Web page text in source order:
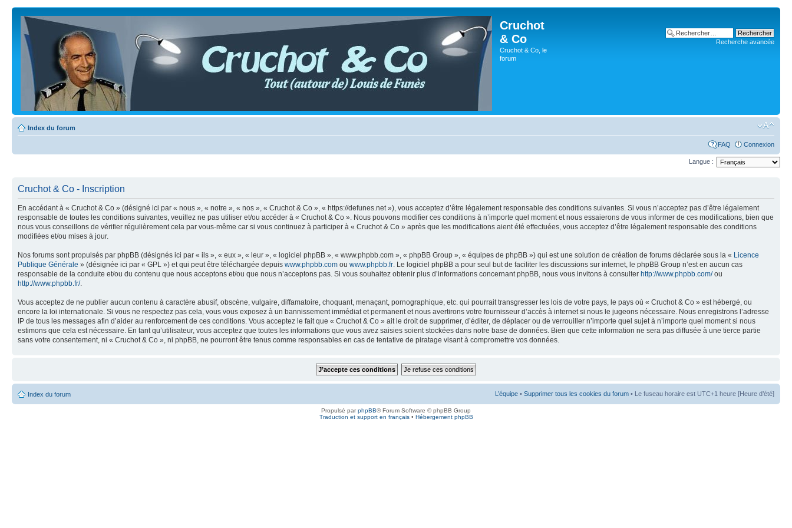
Cruchot
& Co
Cruchot & Co, le
forum
Recherche avancée
Index du forum
FAQ Connexion
Langue :
Cruchot & Co - Inscription
En accédant à « Cruchot & Co » (désigné ici par « nous », « notre », « nos », « Cruchot & Co », « https://defunes.net »), vous acceptez d’être légalement responsable des conditions suivantes. Si vous n’acceptez pas d’être légalement
responsable de toutes les conditions suivantes, veuillez ne pas utiliser et/ou accéder à « Cruchot & Co ». Nous pouvons modifier ces conditions à n’importe quel moment et nous essaierons de vous informer de ces modifications, bien que
nous vous conseillons de vérifier régulièrement cela par vous-même car si vous continuez à participer à « Cruchot & Co » après que les modifications aient été effectuées, vous acceptez d’être légalement responsable des conditions
modifiées et/ou mises à jour.
Nos forums sont propulsés par phpBB (désignés ici par « ils », « eux », « leur », « logiciel phpBB », « www.phpbb.com », « phpBB Group », « équipes de phpBB ») qui est une solution de création de forums déclarée sous la « Licence
Publique Générale » (désignée ici par « GPL ») et qui peut être téléchargée depuis www.phpbb.com ou www.phpbb.fr . Le logiciel phpBB a pour seul but de faciliter les discussions sur internet, le phpBB Group n’est en aucun cas
responsable de la conduite et/ou du contenu que nous acceptons et/ou que nous n’acceptons pas. Si vous souhaitez obtenir plus d’informations concernant phpBB, nous vous invitons à consulter http://www.phpbb.com/ou
http://www.phpbb.fr/.
Vous acceptez de ne publier aucun contenu à caractère abusif, obscène, vulgaire, diffamatoire, choquant, menaçant, pornographique, etc. qui pourrait transgresser les lois de votre pays, le pays où « Cruchot & Co » est hébergé, ou
encore la loi internationale. Si vous ne respectez pas cela, vous vous exposez à un bannissement immédiat et permanent et nous avertirons votre fournisseur d’accès à internet si nous le jugeons nécessaire. Nous enregistrons l’adresse
IP de tous les messages afin d’aider au renforcement de ces conditions. Vous acceptez le fait que « Cruchot & Co » ait le droit de supprimer, d’éditer, de déplacer ou de verrouiller n’importe quel sujet à n’importe quel moment si nous
estimons que cela est nécessaire. En tant qu’utilisateur, vous acceptez que toutes les informations que vous avez saisies soient stockées dans notre base de données. Bien que cette information ne sera pas diffusée à une tierce partie
sans votre consentement, ni « Cruchot & Co », ni phpBB, ne pourront être tenus comme responsables en cas de tentative de piratage visant à compromettre vos données.
Index du forum L’équipe • Supprimer tous les cookies du forum • Le fuseau horaire est UTC+1 heure [Heure d’été]
Propulsé parphpBB® Forum Software © phpBB Group
Traduction et support en français• Hébergement phpBB